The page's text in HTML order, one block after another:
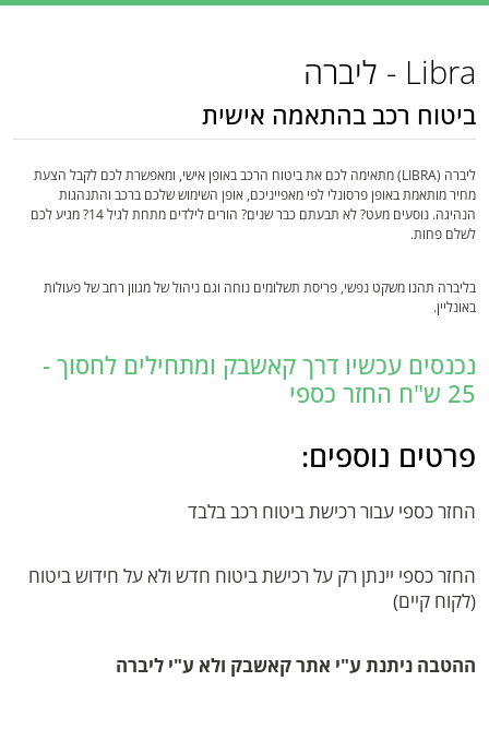
Libra - ליברה
ביטוח רכב בהתאמה אישית
ליברה (LIBRA) מתאימה לכם את ביטוח הרכב באופן אישי, ומאפשרת לכם לקבל הצעת
מחיר מותאמת באופן פרסונלי לפי מאפייניכם, אופן השימוש שלכם ברכב והתנהגות
הנהיגה. נוסעים מעט? לא תבעתם כבר שנים? הורים לילדים מתחת לגיל 14? מגיע לכם
לשלם פחות.
בליברה תהנו משקט נפשי, פריסת תשלומים נוחה וגם ניהול של מגוון רחב של פעולות
באונליין.
נכנסים עכשיו דרך קאשבק ומתחילים לחסוך -
25 ש"ח החזר כספי
פרטים נוספים:
החזר כספי עבור רכישת ביטוח רכב בלבד
החזר כספי יינתן רק על רכישת ביטוח חדש ולא על חידוש ביטוח
(לקוח קיים)
ההטבה ניתנת ע"י אתר קאשבק ולא ע"י ליברה